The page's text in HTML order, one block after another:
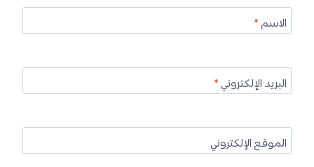
الاسم*
البريد الإلكتروني*
الموقع الإلكتروني